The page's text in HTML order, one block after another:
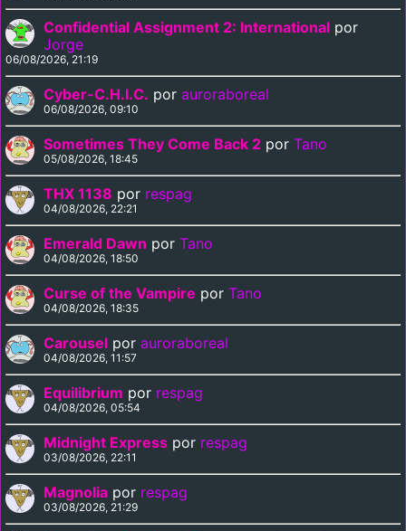
Confidential Assignment 2: International por
Jorge
06/08/2026, 21:19
Cyber-C.H.I.C. por auroraboreal
06/08/2026, 09:10
Sometimes They Come Back 2 por Tano
05/08/2026, 18:45
THX 1138 por respag
04/08/2026, 22:21
Emerald Dawn por Tano
04/08/2026, 18:50
Curse of the Vampire por Tano
04/08/2026, 18:35
Carousel por auroraboreal
04/08/2026, 11:57
Equilibrium por respag
04/08/2026, 05:54
Midnight Express por respag
03/08/2026, 22:11
Magnolia por respag
03/08/2026, 21:29